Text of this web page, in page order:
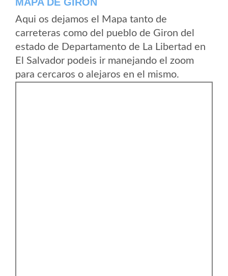
Aqui os dejamos el Mapa tanto de
carreteras como del pueblo de Giron del
estado de Departamento de La Libertad en
El Salvador podeis ir manejando el zoom
para cercaros o alejaros en el mismo.